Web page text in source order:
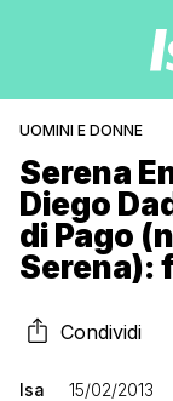
UOMINI E DONNE
Serena
Diego
di Pago
Serena):
Condividi
Isa 15/02/2013